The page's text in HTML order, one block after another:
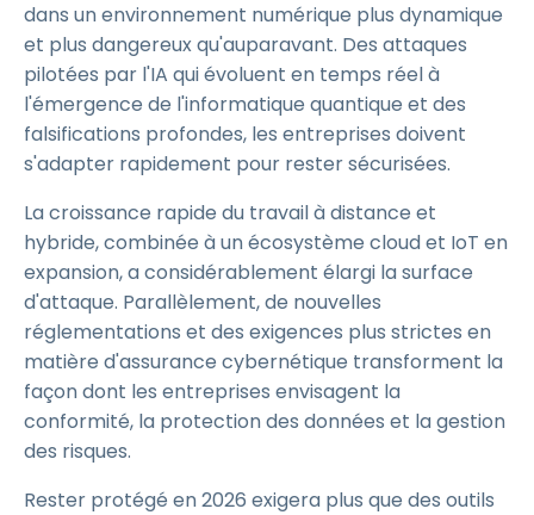
dans un environnement numérique plus dynamique
et plus dangereux qu'auparavant. Des attaques
pilotées par l'IA qui évoluent en temps réel à
l'émergence de l'informatique quantique et des
falsifications profondes, les entreprises doivent
s'adapter rapidement pour rester sécurisées.
La croissance rapide du travail à distance et
hybride, combinée à un écosystème cloud et IoT en
expansion, a considérablement élargi la surface
d'attaque. Parallèlement, de nouvelles
réglementations et des exigences plus strictes en
matière d'assurance cybernétique transforment la
façon dont les entreprises envisagent la
conformité, la protection des données et la gestion
des risques.
Rester protégé en 2026 exigera plus que des outils